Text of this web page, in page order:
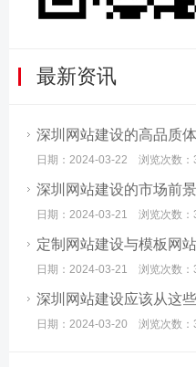
最新资讯
深圳网站建设的高品质
日期：2024-03-22 浏览次数：
深圳网站建设的市场前
日期：2024-03-21 浏览次数：
定制网站建设与模板网
日期：2024-03-21 浏览次数：
深圳网站建设应该从这
日期：2024-03-20 浏览次数：